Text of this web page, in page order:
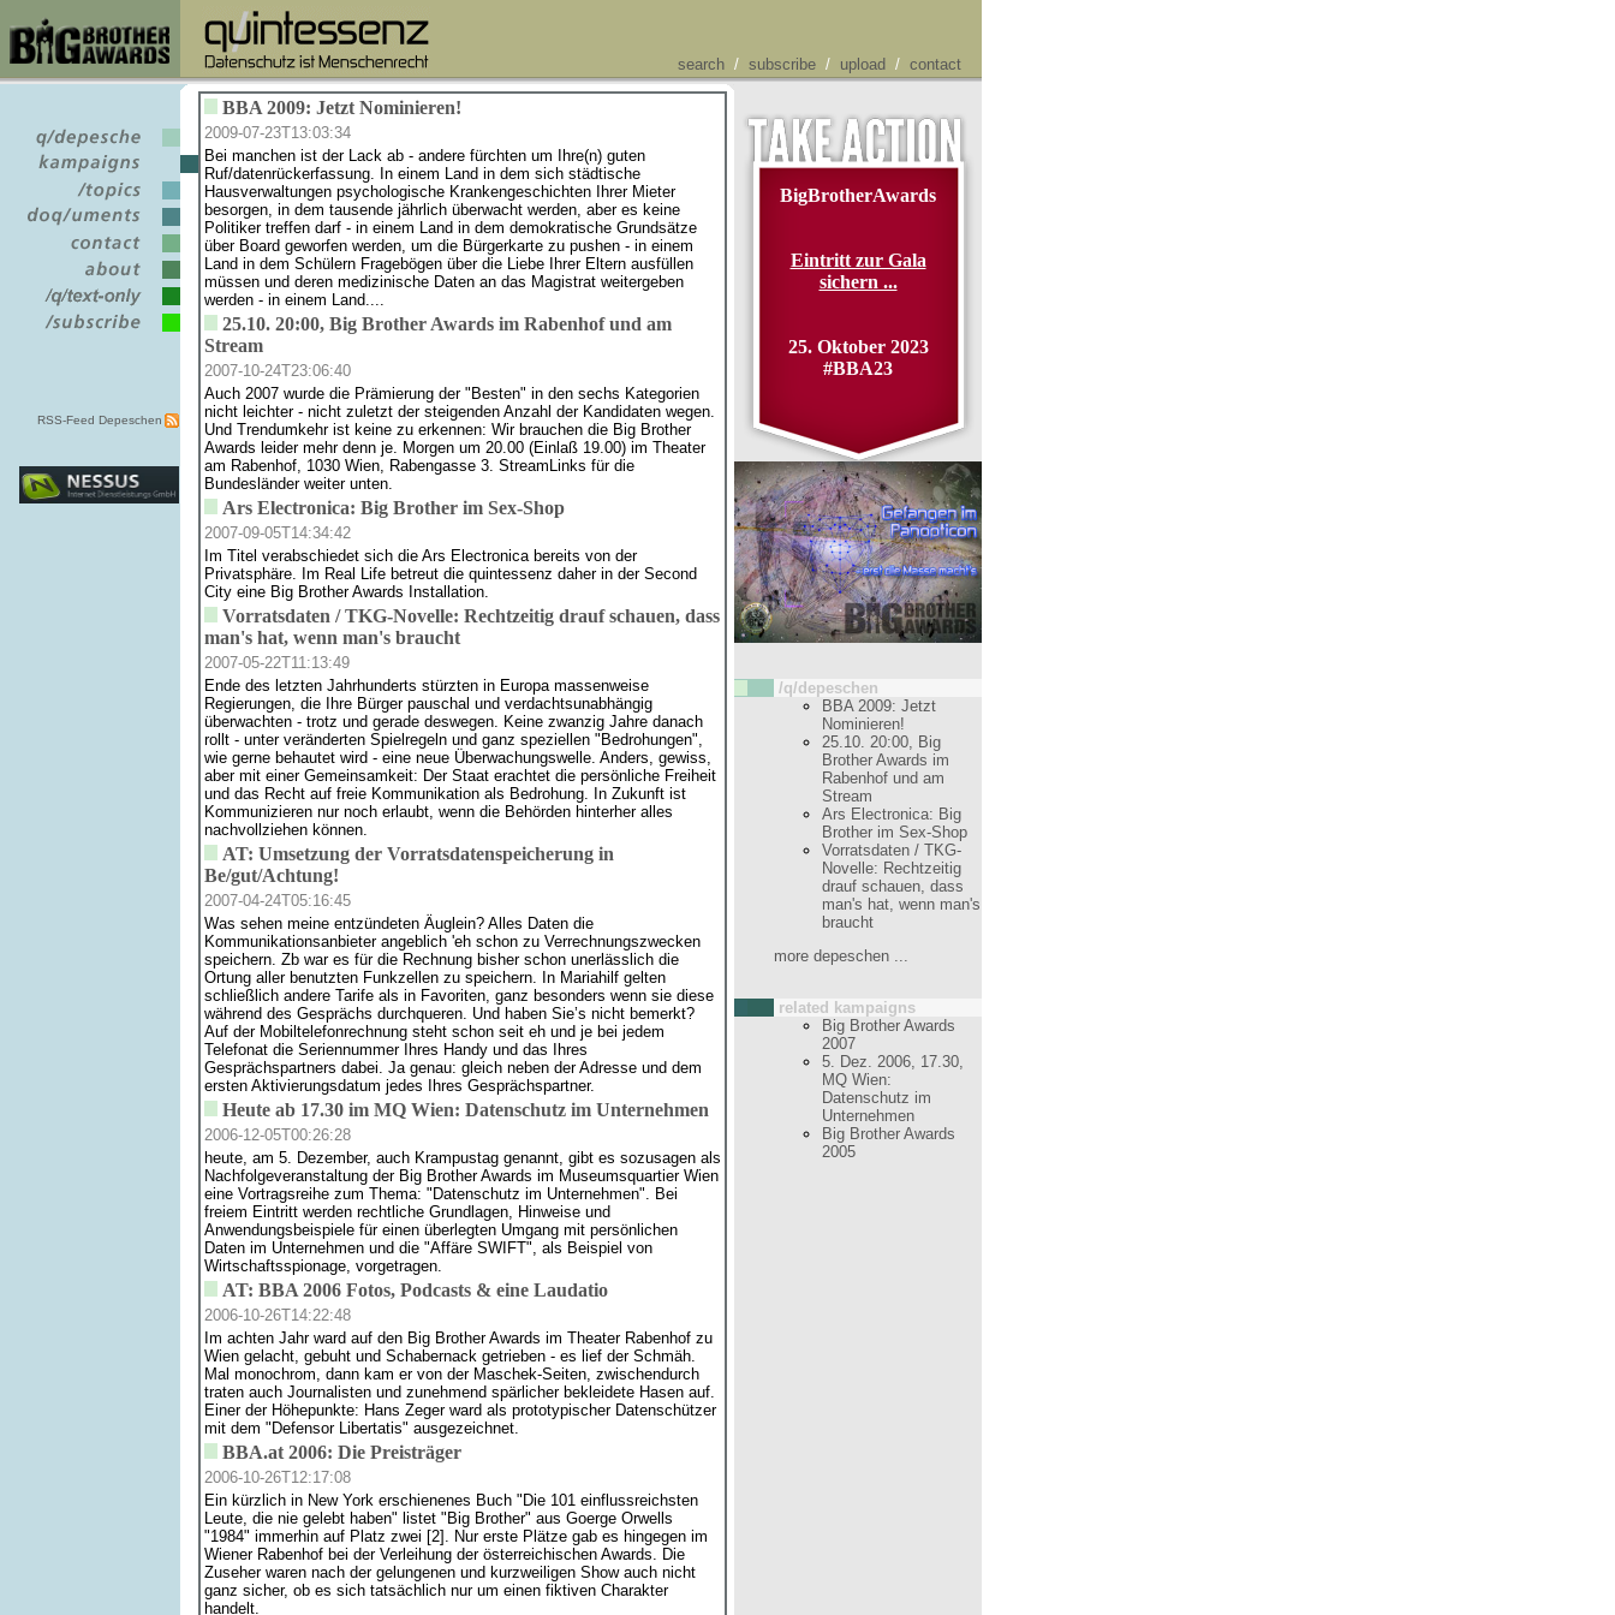
search / subscribe / upload / contact
RSS-Feed Depeschen
BBA 2009: Jetzt Nominieren!
2009-07-23T13:03:34
Bei manchen ist der Lack ab - andere fürchten um Ihre(n) guten
Ruf/datenrückerfassung. In einem Land in dem sich städtische
Hausverwaltungen psychologische Krankengeschichten Ihrer Mieter
besorgen, in dem tausende jährlich überwacht werden, aber es keine
Politiker treffen darf - in einem Land in dem demokratische Grundsätze
über Board geworfen werden, um die Bürgerkarte zu pushen - in einem
Land in dem Schülern Fragebögen über die Liebe Ihrer Eltern ausfüllen
müssen und deren medizinische Daten an das Magistrat weitergeben
werden - in einem Land....
25.10. 20:00, Big Brother Awards im Rabenhof und am
Stream
2007-10-24T23:06:40
Auch 2007 wurde die Prämierung der "Besten" in den sechs Kategorien
nicht leichter - nicht zuletzt der steigenden Anzahl der Kandidaten wegen.
Und Trendumkehr ist keine zu erkennen: Wir brauchen die Big Brother
Awards leider mehr denn je. Morgen um 20.00 (Einlaß 19.00) im Theater
am Rabenhof, 1030 Wien, Rabengasse 3. StreamLinks für die
Bundesländer weiter unten.
Ars Electronica: Big Brother im Sex-Shop
2007-09-05T14:34:42
Im Titel verabschiedet sich die Ars Electronica bereits von der
Privatsphäre. Im Real Life betreut die quintessenz daher in der Second
City eine Big Brother Awards Installation.
Vorratsdaten / TKG-Novelle: Rechtzeitig drauf schauen, dass
man's hat, wenn man's braucht
2007-05-22T11:13:49
Ende des letzten Jahrhunderts stürzten in Europa massenweise
Regierungen, die Ihre Bürger pauschal und verdachtsunabhängig
überwachten - trotz und gerade deswegen. Keine zwanzig Jahre danach
rollt - unter veränderten Spielregeln und ganz speziellen "Bedrohungen",
wie gerne behautet wird - eine neue Überwachungswelle. Anders, gewiss,
aber mit einer Gemeinsamkeit: Der Staat erachtet die persönliche Freiheit
und das Recht auf freie Kommunikation als Bedrohung. In Zukunft ist
Kommunizieren nur noch erlaubt, wenn die Behörden hinterher alles
nachvollziehen können.
AT: Umsetzung der Vorratsdatenspeicherung in
Be/gut/Achtung!
2007-04-24T05:16:45
Was sehen meine entzündeten Äuglein? Alles Daten die
Kommunikationsanbieter angeblich 'eh schon zu Verrechnungszwecken
speichern. Zb war es für die Rechnung bisher schon unerlässlich die
Ortung aller benutzten Funkzellen zu speichern. In Mariahilf gelten
schließlich andere Tarife als in Favoriten, ganz besonders wenn sie diese
während des Gesprächs durchqueren. Und haben Sie’s nicht bemerkt?
Auf der Mobiltelefonrechnung steht schon seit eh und je bei jedem
Telefonat die Seriennummer Ihres Handy und das Ihres
Gesprächspartners dabei. Ja genau: gleich neben der Adresse und dem
ersten Aktivierungsdatum jedes Ihres Gesprächspartner.
Heute ab 17.30 im MQ Wien: Datenschutz im Unternehmen
2006-12-05T00:26:28
heute, am 5. Dezember, auch Krampustag genannt, gibt es sozusagen als
Nachfolgeveranstaltung der Big Brother Awards im Museumsquartier Wien
eine Vortragsreihe zum Thema: "Datenschutz im Unternehmen". Bei
freiem Eintritt werden rechtliche Grundlagen, Hinweise und
Anwendungsbeispiele für einen überlegten Umgang mit persönlichen
Daten im Unternehmen und die "Affäre SWIFT", als Beispiel von
Wirtschaftsspionage, vorgetragen.
AT: BBA 2006 Fotos, Podcasts & eine Laudatio
2006-10-26T14:22:48
Im achten Jahr ward auf den Big Brother Awards im Theater Rabenhof zu
Wien gelacht, gebuht und Schabernack getrieben - es lief der Schmäh.
Mal monochrom, dann kam er von der Maschek-Seiten, zwischendurch
traten auch Journalisten und zunehmend spärlicher bekleidete Hasen auf.
Einer der Höhepunkte: Hans Zeger ward als prototypischer Datenschützer
mit dem "Defensor Libertatis" ausgezeichnet.
BBA.at 2006: Die Preisträger
2006-10-26T12:17:08
Ein kürzlich in New York erschienenes Buch "Die 101 einflussreichsten
Leute, die nie gelebt haben" listet "Big Brother" aus Goerge Orwells
"1984" immerhin auf Platz zwei [2]. Nur erste Plätze gab es hingegen im
Wiener Rabenhof bei der Verleihung der österreichischen Awards. Die
Zuseher waren nach der gelungenen und kurzweiligen Show auch nicht
ganz sicher, ob es sich tatsächlich nur um einen fiktiven Charakter
handelt.
BigBrotherAwards
Eintritt zur Gala
sichern ...
25. Oktober 2023
#BBA23
/q/depeschen
BBA 2009: Jetzt
Nominieren!
25.10. 20:00, Big
Brother Awards im
Rabenhof und am
Stream
Ars Electronica: Big
Brother im Sex-Shop
Vorratsdaten / TKG-
Novelle: Rechtzeitig
drauf schauen, dass
man's hat, wenn man's
braucht
more depeschen ...
related kampaigns
Big Brother Awards
2007
5. Dez. 2006, 17.30,
MQ Wien:
Datenschutz im
Unternehmen
Big Brother Awards
2005